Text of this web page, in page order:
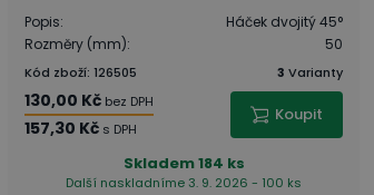
Popis:
Háček dvojitý 45°
Rozměry (mm): 50
Kód zboží:126505 3 Varianty
130,00 Kč bez DPH
157,30 Kč s DPH
Koupit
Skladem184 ks
Další naskladníme 3. 9. 2026 - 100 ks